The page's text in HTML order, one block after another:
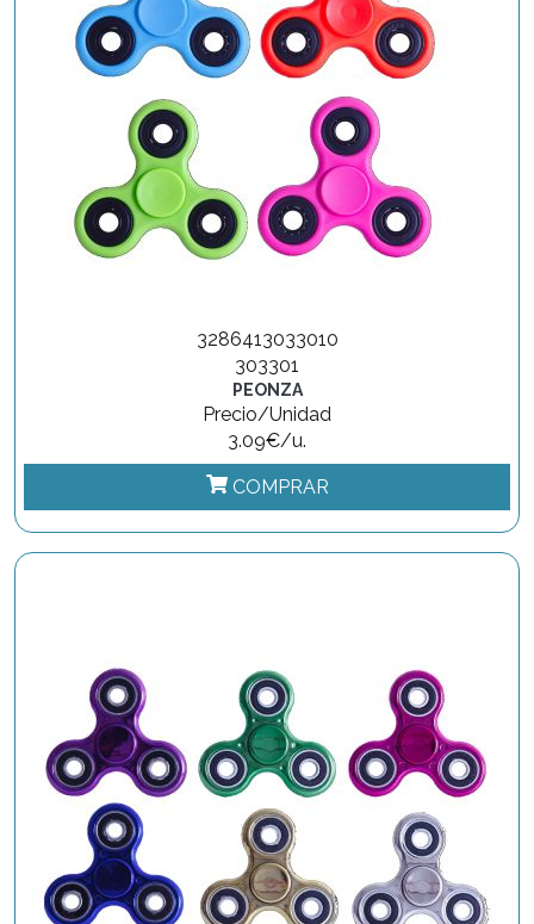
3286413033010
303301
PEONZA
Precio/Unidad
3.09€/u.
COMPRAR